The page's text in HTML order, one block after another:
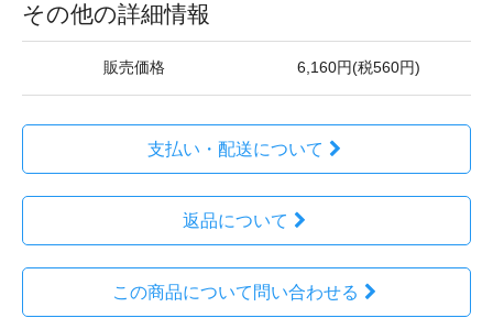
その他の詳細情報
販売価格 6,160円(税560円)
支払い・配送について
返品について
この商品について問い合わせる